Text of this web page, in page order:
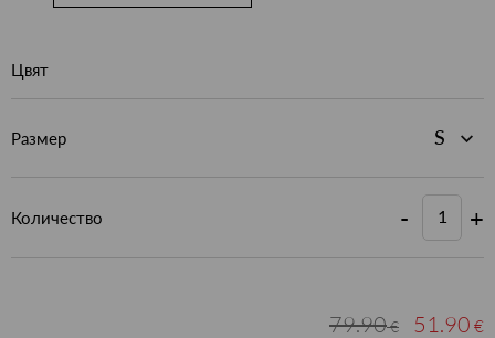
Цвят
Размер
Количество - +
79.90€ 51.90 €